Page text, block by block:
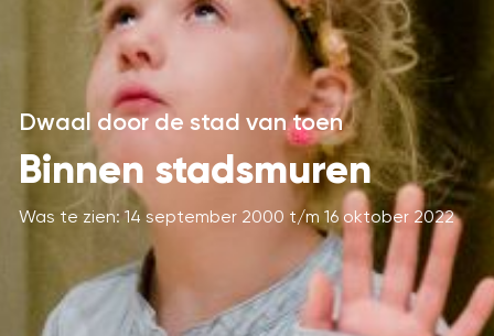
Dwaal door de stad van toen
Binnen stadsmuren
Was te zien: 14 september 2000 t/m 16 oktober 2022